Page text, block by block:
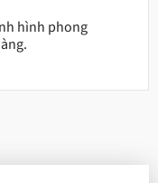
hình phong